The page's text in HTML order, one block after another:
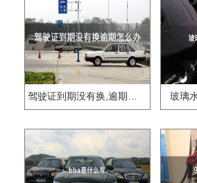
驾驶证到期没有换,逾期怎么办?? 玻璃